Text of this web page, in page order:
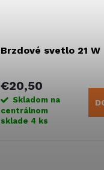
Brzdové svetlo 21 W
€20,50
Skladom na
centrálnom
sklade 4 ks